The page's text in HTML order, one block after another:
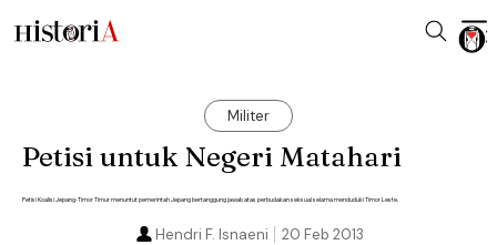
Militer
Petisi untuk Negeri Matahari
Petisi Koalisi Jepang-Timor Timur menuntut pemerintah Jepang bertanggung jawab atas perbudakan seksual selama menduduki Timor Leste.
20 Feb 2013
Hendri F. Isnaeni